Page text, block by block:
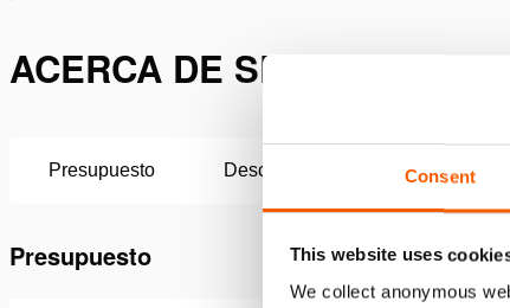
Consent
This website uses
We collect anonymous
ACERCA DE SET DE
Presupuesto Descargas
Presupuesto